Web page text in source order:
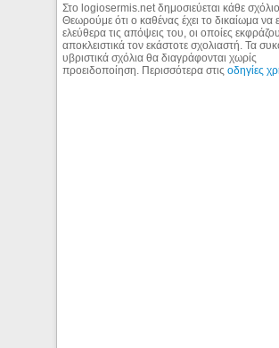
Στο logiosermis.net δημοσιεύεται κάθε σχόλιο.
Θεωρούμε ότι ο καθένας έχει το δικαίωμα να
ελεύθερα τις απόψεις του, οι οποίες
αποκλειστικά τον εκάστοτε σχολιαστή. Τα
υβριστικά σχόλια θα διαγράφονται χωρίς
προειδοποίηση. Περισσότερα στιςοδηγίες